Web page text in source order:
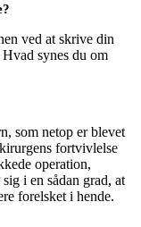
ved at skrive din
synes du om
som netop er blevet
fortvivlelse
operation,
i en sådan grad, at
forelsket i hende.